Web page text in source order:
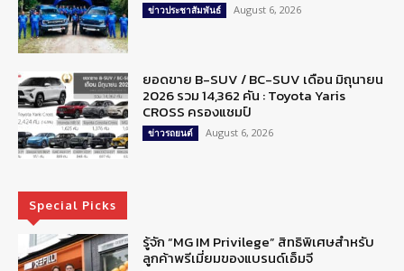
ข่าวประชาสัมพันธ์ August 6, 2026
ยอดขาย B-SUV / BC-SUV เดือน มิถุนายน
2026 รวม 14,362 คัน : Toyota Yaris
CROSS ครองแชมป์
ข่าวรถยนต์ August 6, 2026
Special Picks
รู้จัก “MG IM Privilege” สิทธิพิเศษสำหรับ
ลูกค้าพรีเมี่ยมของแบรนด์เอ็มจี